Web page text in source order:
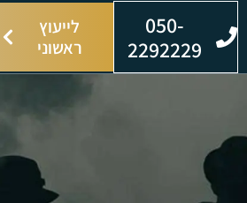
050-
2292229
לייעוץ
ראשוני